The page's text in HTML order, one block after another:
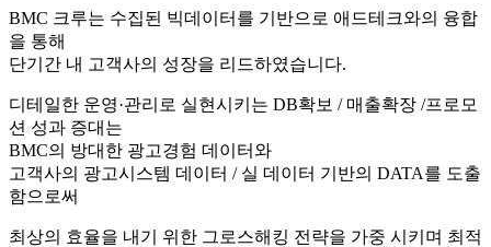
BMC 크루는 수집된 빅데이터를 기반으로 애드테크와의 융합
을 통해
단기간 내 고객사의 성장을 리드하였습니다.
디테일한 운영·관리로 실현시키는 DB확보 / 매출확장 /프로모
션 성과 증대는
BMC의 방대한 광고경험 데이터와
고객사의 광고시스템 데이터 / 실 데이터 기반의 DATA를 도출
함으로써
최상의 효율을 내기 위한 그로스해킹 전략을 가중 시키며 최적